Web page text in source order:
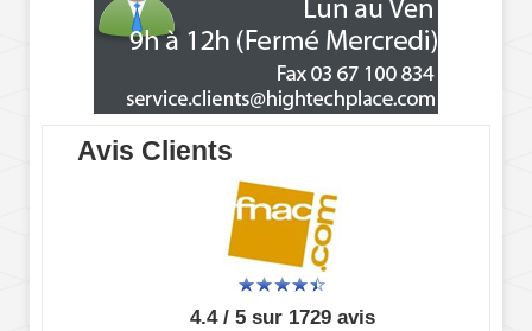
Avis Clients
4.4 / 5 sur 1729 avis